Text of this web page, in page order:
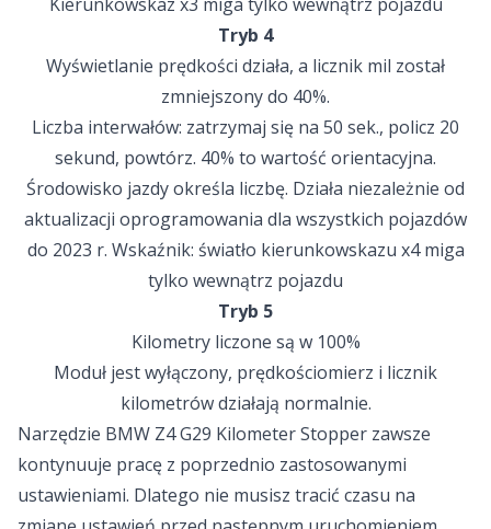
Tryb 4
Wyświetlanie prędkości działa, a licznik mil został
zmniejszony do 40%.
Liczba interwałów: zatrzymaj się na 50 sek., policz 20
sekund, powtórz. 40% to wartość orientacyjna.
Środowisko jazdy określa liczbę. Działa niezależnie od
aktualizacji oprogramowania dla wszystkich pojazdów
do 2023 r. Wskaźnik: światło kierunkowskazu x4 miga
tylko wewnątrz pojazdu
Tryb 5
Kilometry liczone są w 100%
Moduł jest wyłączony, prędkościomierz i licznik
kilometrów działają normalnie.
Narzędzie BMW Z4 G29 Kilometer Stopper zawsze
kontynuuje pracę z poprzednio zastosowanymi
ustawieniami. Dlatego nie musisz tracić czasu na